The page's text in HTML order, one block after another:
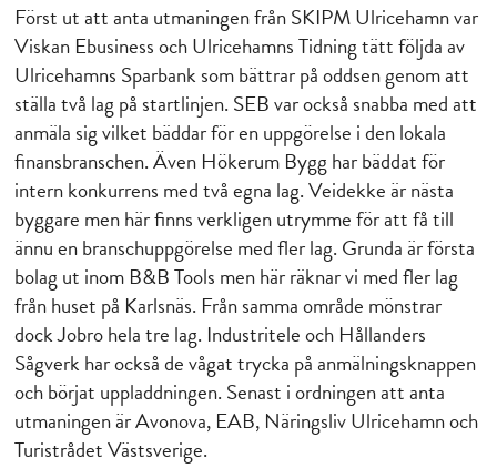
Först ut att anta utmaningen från SKIPM Ulricehamn var
Viskan Ebusiness och Ulricehamns Tidning tätt följda av
Ulricehamns Sparbank som bättrar på oddsen genom att
ställa två lag på startlinjen. SEB var också snabba med att
anmäla sig vilket bäddar för en uppgörelse i den lokala
finansbranschen. Även Hökerum Bygg har bäddat för
intern konkurrens med två egna lag. Veidekke är nästa
byggare men här finns verkligen utrymme för att få till
ännu en branschuppgörelse med fler lag. Grunda är första
bolag ut inom B&B Tools men här räknar vi med fler lag
från huset på Karlsnäs. Från samma område mönstrar
dock Jobro hela tre lag. Industritele och Hållanders
Sågverk har också de vågat trycka på anmälningsknappen
och börjat uppladdningen. Senast i ordningen att anta
utmaningen är Avonova, EAB, Näringsliv Ulricehamn och
Turistrådet Västsverige.